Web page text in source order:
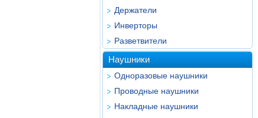
Держатели
Инверторы
Разветвители
Наушники
Одноразовые наушники
Проводные наушники
Накладные наушники